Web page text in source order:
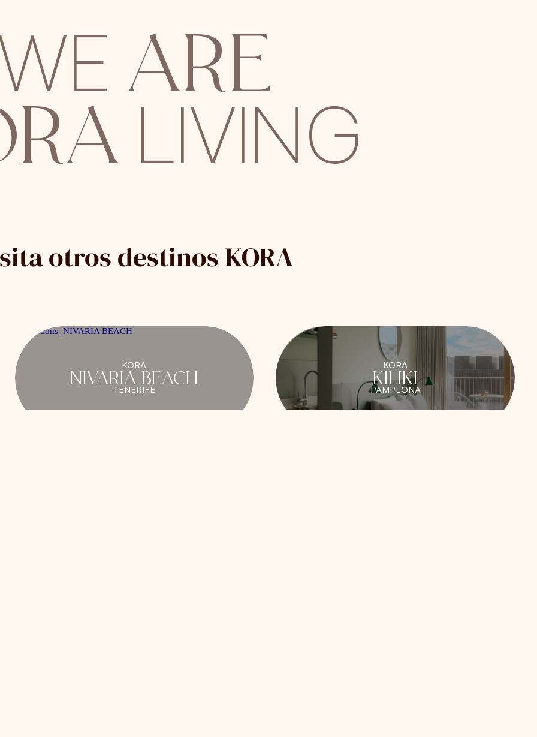
ARE
LIVING
otros destinos KORA
KORA
NIVARIA BEACH
TENERIFE
KORA
KILIKI
PAMPLONA